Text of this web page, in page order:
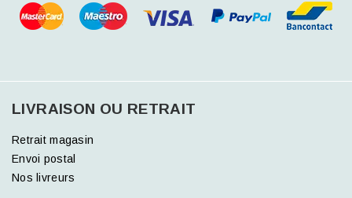
LIVRAISON OU RETRAIT
Retrait magasin
Envoi postal
Nos livreurs